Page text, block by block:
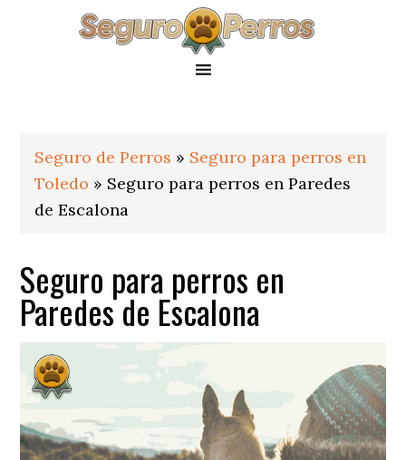
Seguro de Perros » Seguro para perros en
Toledo » Seguro para perros en Paredes
de Escalona
Seguro para perros en
Paredes de Escalona